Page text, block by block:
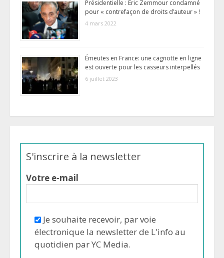
Présidentielle : Eric Zemmour condamné
pour « contrefaçon de droits d’auteur » !
4 mars 2022
Émeutes en France: une cagnotte en ligne
est ouverte pour les casseurs interpellés
6 juillet 2023
S'inscrire à la newsletter
Votre e-mail
Je souhaite recevoir, par voie
électronique la newsletter de L'info au
quotidien par YC Media.